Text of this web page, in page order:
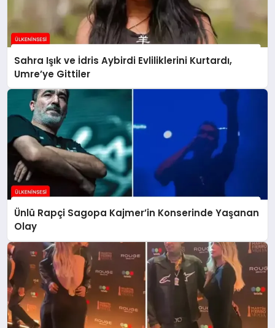
Sahra Işık ve İdris Aybirdi Evliliklerini Kurtardı,
Umre’ye Gittiler
Ünlü Rapçi Sagopa Kajmer’in Konserinde Yaşanan
Olay